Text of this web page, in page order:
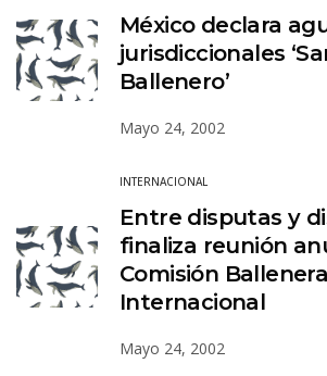
México declara
jurisdiccionales
Ballenero’
Mayo 24, 2002
INTERNACIONAL
Entre disputas y
finaliza reunión
Comisión Ballenera
Internacional
Mayo 24, 2002